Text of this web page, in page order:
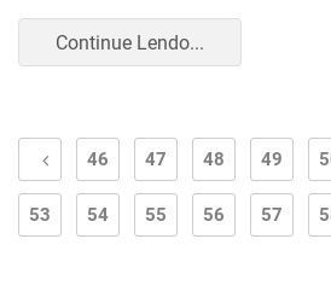
Continue Lendo...
46 47 48 49
53 54 55 56 57